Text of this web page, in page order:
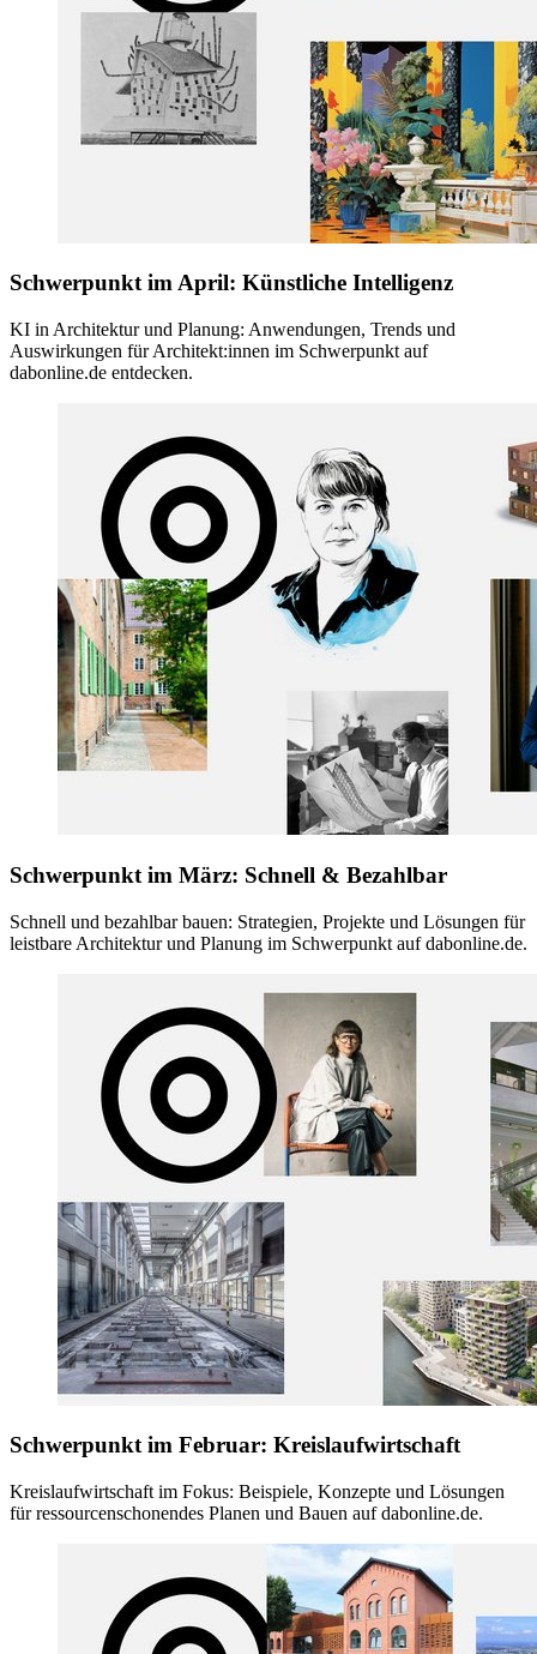
Schwerpunkt im April: Künstliche Intelligenz
KI in Architektur und Planung: Anwendungen, Trends und
Auswirkungen für Architekt:innen im Schwerpunkt auf
dabonline.de entdecken.
Schwerpunkt im März: Schnell & Bezahlbar
Schnell und bezahlbar bauen: Strategien, Projekte und Lösungen für
leistbare Architektur und Planung im Schwerpunkt auf dabonline.de.
Schwerpunkt im Februar: Kreislaufwirtschaft
Kreislaufwirtschaft im Fokus: Beispiele, Konzepte und Lösungen
für ressourcenschonendes Planen und Bauen auf dabonline.de.